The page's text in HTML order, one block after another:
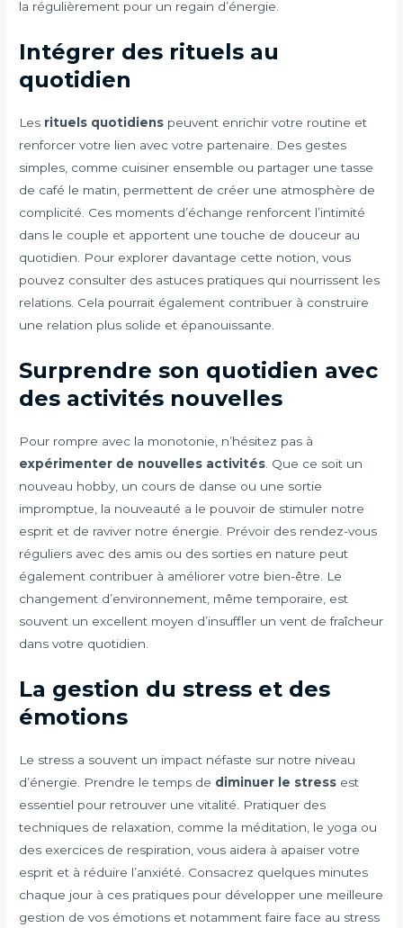
la régulièrement pour un regain d’énergie.
Intégrer des rituels au
quotidien
Les rituels quotidiens peuvent enrichir votre routine et
renforcer votre lien avec votre partenaire. Des gestes
simples, comme cuisiner ensemble ou partager une tasse
de café le matin, permettent de créer une atmosphère de
complicité. Ces moments d’échange renforcent l’intimité
dans le couple et apportent une touche de douceur au
quotidien. Pour explorer davantage cette notion, vous
pouvez consulter des astuces pratiques qui nourrissent les
relations. Cela pourrait également contribuer à construire
une relation plus solide et épanouissante.
Surprendre son quotidien avec
des activités nouvelles
Pour rompre avec la monotonie, n’hésitez pas à
expérimenter de nouvelles activités . Que ce soit un
nouveau hobby, un cours de danse ou une sortie
impromptue, la nouveauté a le pouvoir de stimuler notre
esprit et de raviver notre énergie. Prévoir des rendez-vous
réguliers avec des amis ou des sorties en nature peut
également contribuer à améliorer votre bien-être. Le
changement d’environnement, même temporaire, est
souvent un excellent moyen d’insuffler un vent de fraîcheur
dans votre quotidien.
La gestion du stress et des
émotions
Le stress a souvent un impact néfaste sur notre niveau
d’énergie. Prendre le temps de diminuer le stress est
essentiel pour retrouver une vitalité. Pratiquer des
techniques de relaxation, comme la méditation, le yoga ou
des exercices de respiration, vous aidera à apaiser votre
esprit et à réduire l’anxiété. Consacrez quelques minutes
chaque jour à ces pratiques pour développer une meilleure
gestion de vos émotions et notamment faire face au stress